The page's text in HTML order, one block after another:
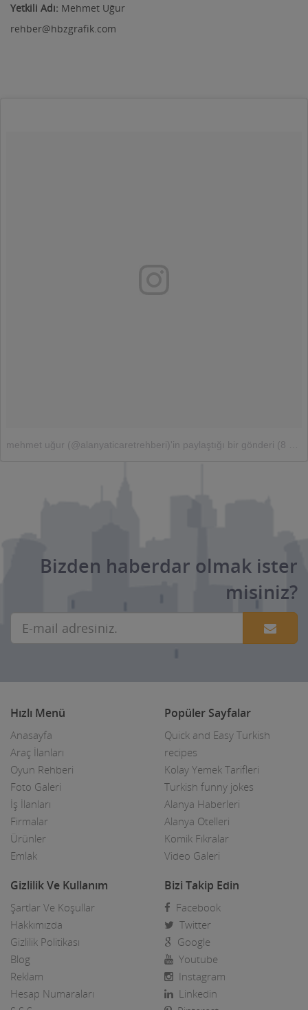
Yetkili Adı: Mehmet Uğur
rehber@hbzgrafik.com
mehmet uğur (@alanyaticaretrehberi)'in paylaştığı bir gönderi (8 Nis, 2016, 3:14öö PDT
Bizden haberdar olmak ister
misiniz?
Hızlı Menü
Anasayfa
Araç İlanları
Oyun Rehberi
Foto Galeri
İş İlanları
Firmalar
Ürünler
Emlak
Popüler Sayfalar
Quick and Easy Turkish
recipes
Kolay Yemek Tarifleri
Turkish funny jokes
Alanya Haberleri
Alanya Otelleri
Komik Fıkralar
Video Galeri
Gizlilik Ve Kullanım
Şartlar Ve Koşullar
Hakkımızda
Gizlilik Politikası
Blog
Reklam
Hesap Numaraları
Bizi Takip Edin
Facebook
Twitter
Google
Youtube
Instagram
Linkedin